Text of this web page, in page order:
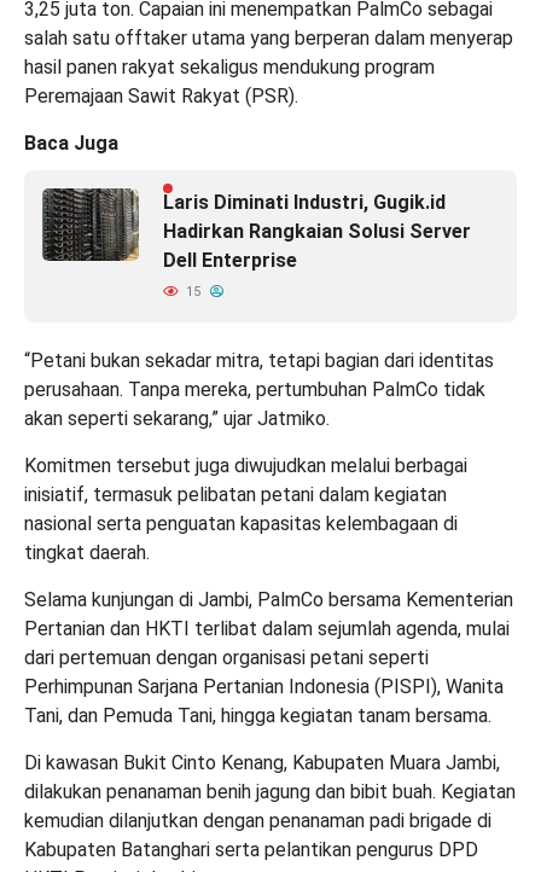
3,25 juta ton. Capaian ini menempatkan PalmCo sebagai
salah satu offtaker utama yang berperan dalam menyerap
hasil panen rakyat sekaligus mendukung program
Peremajaan Sawit Rakyat (PSR).
Baca Juga
Laris Diminati Industri, Gugik.id
Hadirkan Rangkaian Solusi Server
Dell Enterprise
15
“Petani bukan sekadar mitra, tetapi bagian dari identitas
perusahaan. Tanpa mereka, pertumbuhan PalmCo tidak
akan seperti sekarang,” ujar Jatmiko.
Komitmen tersebut juga diwujudkan melalui berbagai
inisiatif, termasuk pelibatan petani dalam kegiatan
nasional serta penguatan kapasitas kelembagaan di
tingkat daerah.
Selama kunjungan di Jambi, PalmCo bersama Kementerian
Pertanian dan HKTI terlibat dalam sejumlah agenda, mulai
dari pertemuan dengan organisasi petani seperti
Perhimpunan Sarjana Pertanian Indonesia (PISPI), Wanita
Tani, dan Pemuda Tani, hingga kegiatan tanam bersama.
Di kawasan Bukit Cinto Kenang, Kabupaten Muara Jambi,
dilakukan penanaman benih jagung dan bibit buah. Kegiatan
kemudian dilanjutkan dengan penanaman padi brigade di
Kabupaten Batanghari serta pelantikan pengurus DPD